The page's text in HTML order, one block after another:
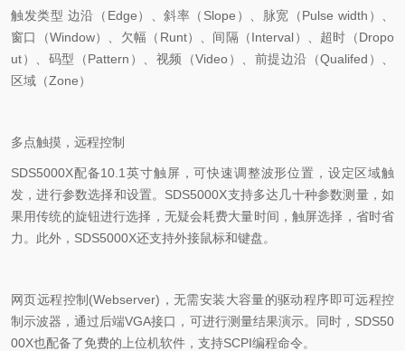
触发类型 边沿（ Edge）、斜率（ Slope ）、脉宽（Pulse width ）、
窗口（Window）、欠幅（ Runt）、间隔（Interval）、超时（Dropo
ut）、码型（Pattern ）、视频（Video）、前提边沿（Qualifed ）、
区域（Zone）
多点触摸，远程控制
SDS5000X配备10.1 英寸触屏，可快速调整波形位置，设定区域触
发，进行参数选择和设置。 SDS5000X支持多达几十种参数测量，如
果用传统的旋钮进行选择，无疑会耗费大量时间，触屏选择，省时省
力。此外， SDS5000X还支持外接鼠标和键盘。
网页远程控制 (Webserver) ，无需安装大容量的驱动程序即可远程控
制示波器，通过后端VGA接口，可进行测量结果演示。同时， SDS50
00X也配备了免费的上位机软件，支持SCPI编程命令。